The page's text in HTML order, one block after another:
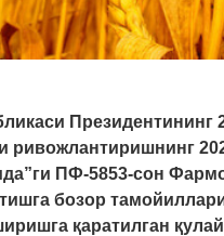
Президентининг
ривожлантиришнинг
ПФ-5853-сон
бозор
қаратилган